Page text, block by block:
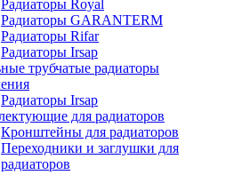
Радиаторы Royal
Радиаторы GARANTERM
Радиаторы Rifar
Радиаторы Irsap
трубчатые радиаторы
Радиаторы Irsap
для радиаторов
Кронштейны для радиаторов
Переходники и заглушки для
радиаторов